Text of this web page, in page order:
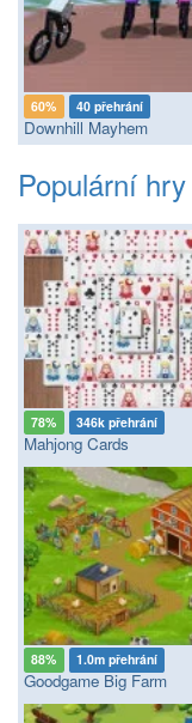
60% 40 přehrání
Downhill Mayhem
Populární hry
78% 346k přehrání
Mahjong Cards
88% 1.0m přehrání
Goodgame Big Farm